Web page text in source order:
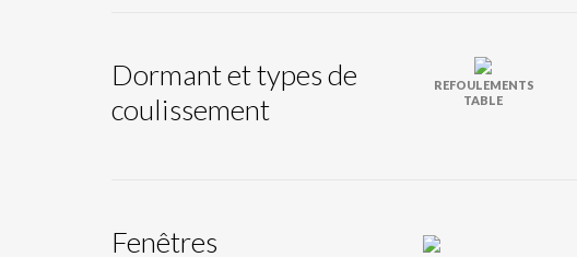
Dormant et types de
coulissement
REFOULEMENTS
TABLE
Fenêtres